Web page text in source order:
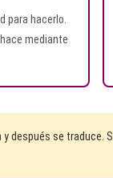
para hacerlo.
mediante
después se